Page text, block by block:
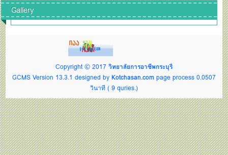
Gallery
Copyright © 2017 วิทยาลัยการอาชีพกระบุรี
GCMS Version 13.3.1 designed by Kotchasan.com page process 0.0507
วินาที ( 9 quries.)